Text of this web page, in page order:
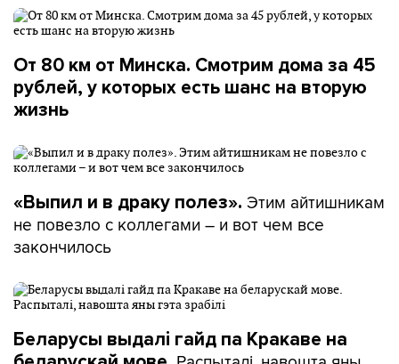
От 80 км от Минска. Смотрим дома за 45
рублей, у которых есть шанс на вторую
жизнь
«Выпил и в драку полез». Этим айтишникам
не повезло с коллегами – и вот чем все
закончилось
Беларусы выдалі гайд па Кракаве на